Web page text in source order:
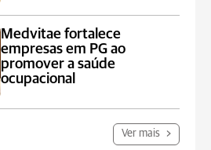
Medvitae fortalece
empresas em PG ao
promover a saúde
ocupacional
Ver mais